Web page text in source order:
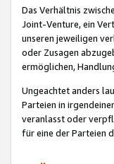
Das Verhältnis
Joint-Venture, ein
unseren jeweiligen
oder Zusagen
ermöglichen,
Ungeachtet anders
Parteien in
veranlasst oder
für eine der Parteien